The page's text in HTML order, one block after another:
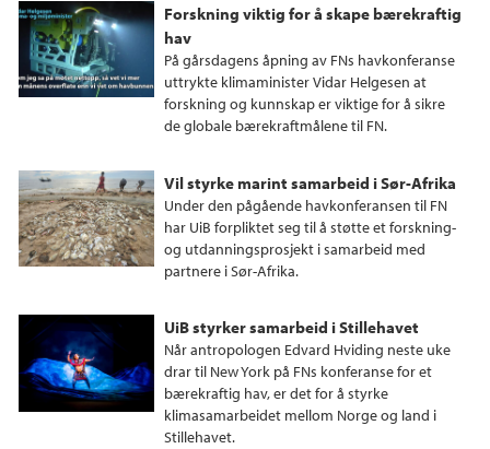
Forskning viktig for å skape bærekraftig
hav
På gårsdagens åpning av FNs havkonferanse
uttrykte klimaminister Vidar Helgesen at
forskning og kunnskap er viktige for å sikre
de globale bærekraftmålene til FN.
Vil styrke marint samarbeid i Sør-Afrika
Under den pågående havkonferansen til FN
har UiB forpliktet seg til å støtte et forskning-
og utdanningsprosjekt i samarbeid med
partnere i Sør-Afrika.
UiB styrker samarbeid i Stillehavet
Når antropologen Edvard Hviding neste uke
drar til New York på FNs konferanse for et
bærekraftig hav, er det for å styrke
klimasamarbeidet mellom Norge og land i
Stillehavet.